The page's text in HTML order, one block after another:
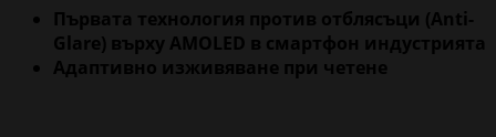
Първата технология против отблясъци (Anti-
Glare) върху AMOLED в смартфон индустрията
Адаптивно изживяване при четене